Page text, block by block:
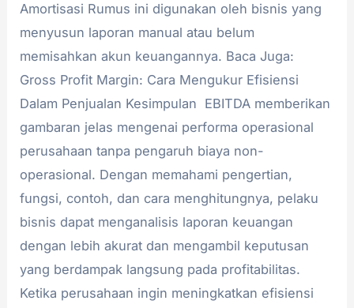
Amortisasi Rumus ini digunakan oleh bisnis yang
menyusun laporan manual atau belum
memisahkan akun keuangannya. Baca Juga:
Gross Profit Margin: Cara Mengukur Efisiensi
Dalam Penjualan Kesimpulan EBITDA memberikan
gambaran jelas mengenai performa operasional
perusahaan tanpa pengaruh biaya non-
operasional. Dengan memahami pengertian,
fungsi, contoh, dan cara menghitungnya, pelaku
bisnis dapat menganalisis laporan keuangan
dengan lebih akurat dan mengambil keputusan
yang berdampak langsung pada profitabilitas.
Ketika perusahaan ingin meningkatkan efisiensi